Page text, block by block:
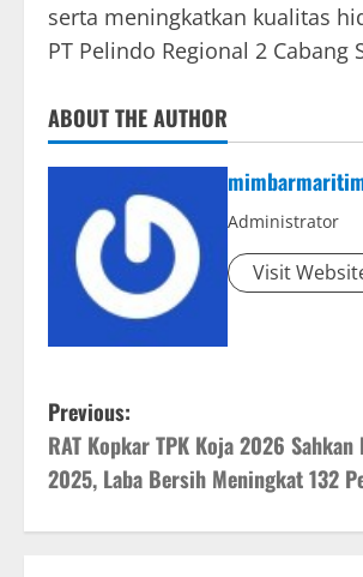
serta meningkatkan kualitas
PT Pelindo Regional 2 Cabang
ABOUT THE AUTHOR
Administrator
Visit
P
o
s
Previous:
RAT Kopkar TPK Koja 2026
2025, Laba Bersih Meningkat 132